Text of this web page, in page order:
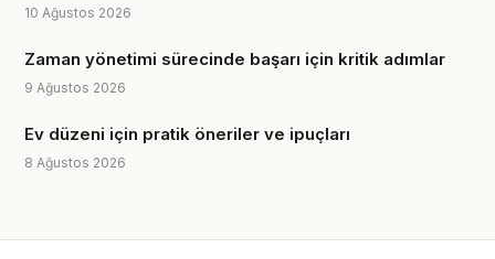
10 Ağustos 2026
Zaman yönetimi sürecinde başarı için kritik adımlar
9 Ağustos 2026
Ev düzeni için pratik öneriler ve ipuçları
8 Ağustos 2026